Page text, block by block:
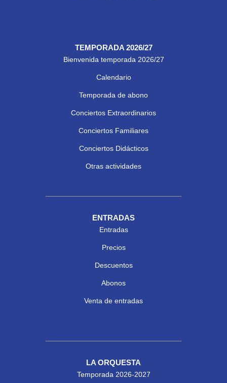
TEMPORADA 2026/27
Bienvenida temporada 2026/27
Calendario
Temporada de abono
Conciertos Extraordinarios
Conciertos Familiares
Conciertos Didácticos
Otras actividades
ENTRADAS
Entradas
Precios
Descuentos
Abonos
Venta de entradas
LA ORQUESTA
Temporada 2026-2027